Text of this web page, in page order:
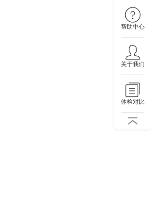
帮助中心
关于我们
体检对比